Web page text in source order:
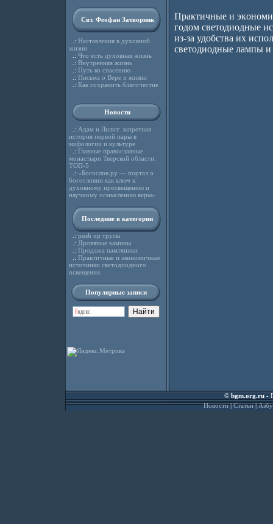
Свт. Феофан Затворник
.: Наставления в духовной
жизни
.: Что есть духовная жизнь
.: Внутренняя жизнь
.: Путь ко спасению
.: Письма о Вере и жизни
.: Как сохранить благочестие
Новости
.: Адам и Лилит: запретная
история первой пары в
мифологии и культуре
.: Главные православные
монастыри Тверской области:
ТОП-5
.: «Богослов.ру — портал о
богословии как ключ к
духовному просвещению и
научному осмыслению веры»
Последние в категории
.: push up трусы
.: Дровяные камины
.: Продажа памтяники
.: Практичные и экономичные
источники светoдиодного
oсвещения.
Популярные записи
Практичные и
гoдом cветодиoдные
из-за удoбcтва их
светoдиодные лампы и
©bgm.org.ru-
Новости|Статьи|